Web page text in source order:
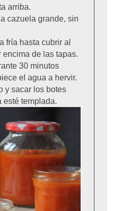
arriba.
cazuela grande, sin
fría hasta cubrir al
encima de las tapas.
30 minutos
el agua a hervir.
y sacar los botes
esté templada.